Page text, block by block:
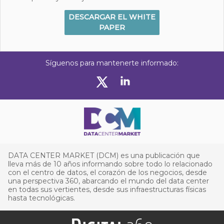
DESCARGAR EL WHITE
PAPER
Síguenos para mantenerte informado:
DATA CENTER MARKET (DCM) es una publicación que
lleva más de 10 años informando sobre todo lo relacionado
con el centro de datos, el corazón de los negocios, desde
una perspectiva 360, abarcando el mundo del data center
en todas sus vertientes, desde sus infraestructuras físicas
hasta tecnológicas.